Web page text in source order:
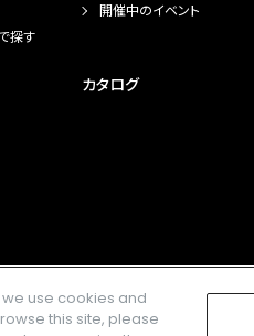
探す
開催中のイベント
カタログ
use cookies and
this site, please